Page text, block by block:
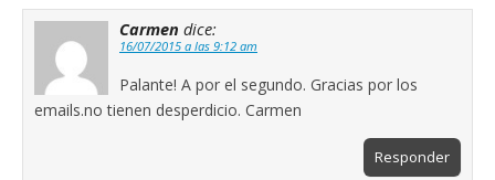
Carmen dice:
16/07/2015 a las 9:12 am
Palante! A por el segundo. Gracias por los
emails.no tienen desperdicio. Carmen
Responder